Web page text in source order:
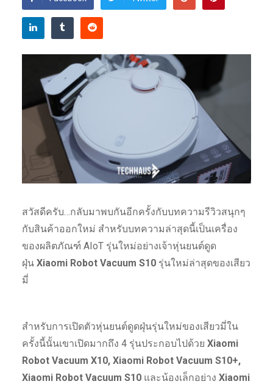
สวัสดีครับ…กลับมาพบกันอีกครั้งกับบทความรีวิวสนุกๆ
กับสินค้าออกใหม่ สำหรับบทความล่าสุดนี้เป็นเครื่อง
ของผลิตภัณฑ์ AIoT รุ่นใหม่อย่างเจ้าหุ่นยนต์ดูด
ฝุ่น Xiaomi Robot Vacuum S10รุ่นใหม่ล่าสุดของเสียว
มี่
สำหรับการเปิดตัวหุ่นยนต์ดูดฝุ่นรุ่นใหม่ของเสียวมี่ใน
ครั้งนี้นั้นเขาเปิดมากถึง 4 รุ่นประกอบไปด้วย Xiaomi
Robot Vacuum X10, Xiaomi Robot Vacuum S10+,
Xiaomi Robot Vacuum S10และน้องเล็กอย่าง Xiaomi